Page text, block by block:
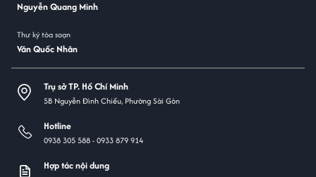
Nguyễn Quang Minh
Thư ký tòa soạn
Văn Quốc Nhân
Trụ sở TP. Hồ Chí Minh
5B Nguyễn Đình Chiểu, Phường Sài Gòn
Hotline
0938 305 588 -0933 879 914
Hợp tác nội dung